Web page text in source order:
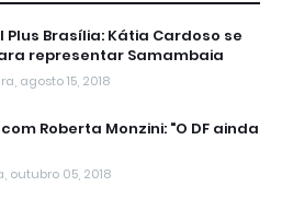
Plus Brasília: Kátia Cardoso se
representar Samambaia
agosto 15, 2018
Roberta Monzini: "O DF ainda
outubro 05, 2018